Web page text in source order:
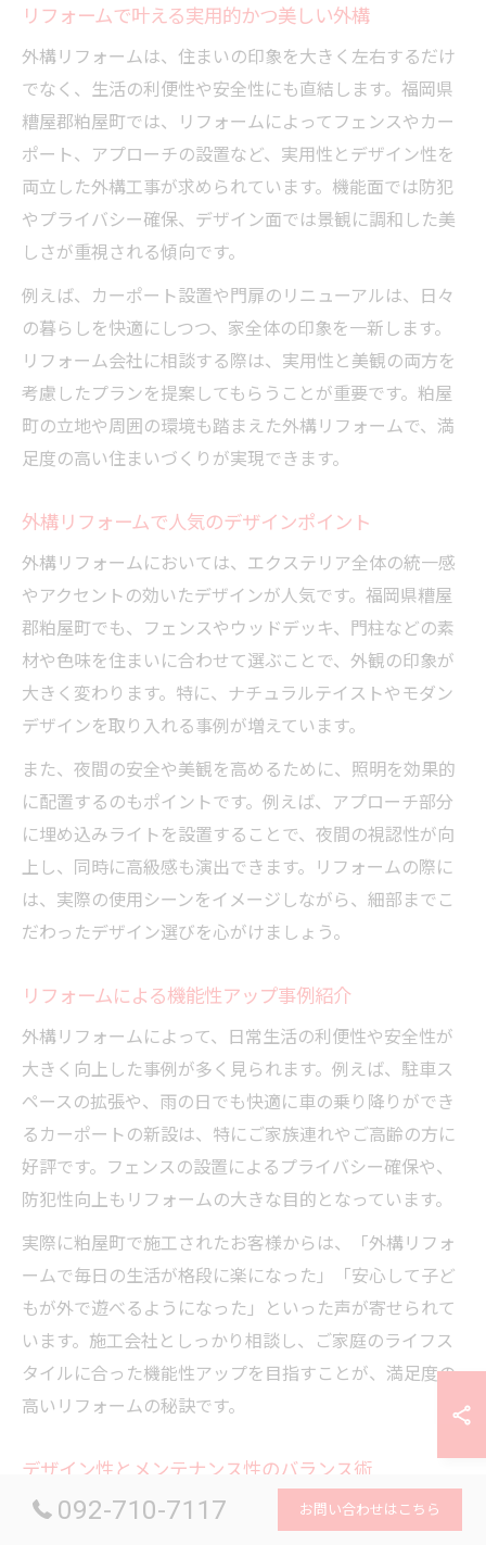
リフォームで叶える実用的かつ美しい外構
外構リフォームは、住まいの印象を大きく左右するだけ
でなく、生活の利便性や安全性にも直結します。福岡県
糟屋郡粕屋町では、リフォームによってフェンスやカー
ポート、アプローチの設置など、実用性とデザイン性を
両立した外構工事が求められています。機能面では防犯
やプライバシー確保、デザイン面では景観に調和した美
しさが重視される傾向です。
例えば、カーポート設置や門扉のリニューアルは、日々
の暮らしを快適にしつつ、家全体の印象を一新します。
リフォーム会社に相談する際は、実用性と美観の両方を
考慮したプランを提案してもらうことが重要です。粕屋
町の立地や周囲の環境も踏まえた外構リフォームで、満
足度の高い住まいづくりが実現できます。
外構リフォームで人気のデザインポイント
外構リフォームにおいては、エクステリア全体の統一感
やアクセントの効いたデザインが人気です。福岡県糟屋
郡粕屋町でも、フェンスやウッドデッキ、門柱などの素
材や色味を住まいに合わせて選ぶことで、外観の印象が
大きく変わります。特に、ナチュラルテイストやモダン
デザインを取り入れる事例が増えています。
また、夜間の安全や美観を高めるために、照明を効果的
に配置するのもポイントです。例えば、アプローチ部分
に埋め込みライトを設置することで、夜間の視認性が向
上し、同時に高級感も演出できます。リフォームの際に
は、実際の使用シーンをイメージしながら、細部までこ
だわったデザイン選びを心がけましょう。
リフォームによる機能性アップ事例紹介
外構リフォームによって、日常生活の利便性や安全性が
大きく向上した事例が多く見られます。例えば、駐車ス
ペースの拡張や、雨の日でも快適に車の乗り降りができ
るカーポートの新設は、特にご家族連れやご高齢の方に
好評です。フェンスの設置によるプライバシー確保や、
防犯性向上もリフォームの大きな目的となっています。
実際に粕屋町で施工されたお客様からは、「外構リフォ
ームで毎日の生活が格段に楽になった」「安心して子ど
もが外で遊べるようになった」といった声が寄せられて
います。施工会社としっかり相談し、ご家庭のライフス
タイルに合った機能性アップを目指すことが、満足度の
高いリフォームの秘訣です。
デザイン性とメンテナンス性のバランス術
外構リフォームでは、見た目の美しさと維持管理のしや
092-710-7117 お問い合わせはこちら